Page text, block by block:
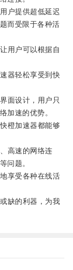
户提供超低延迟
而受限于各种活
用户可以根据自
器轻松享受到快
面设计，用户只
加速的优势。
橙加速器都能够
高速的网络连
问题。
享受各种在线活
缺的利器，为我